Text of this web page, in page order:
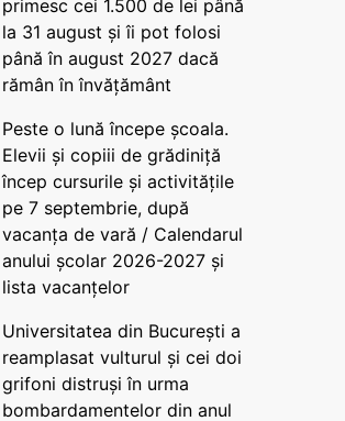
primesc cei 1.500 de lei până
la 31 august și îi pot folosi
până în august 2027 dacă
rămân în învățământ
Peste o lună începe școala.
Elevii și copiii de grădiniță
încep cursurile și activitățile
pe 7 septembrie, după
vacanța de vară / Calendarul
anului școlar 2026-2027 și
lista vacanțelor
Universitatea din București a
reamplasat vulturul și cei doi
grifoni distruși în urma
bombardamentelor din anul